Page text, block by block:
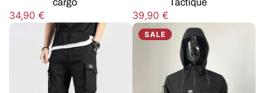
Prix
habituel
34,90 €
Prix
habituel
39,90 €
SALE